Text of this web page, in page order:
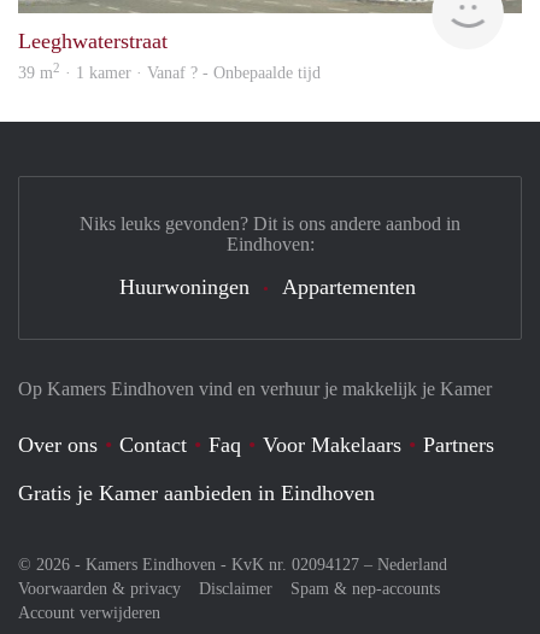
Leeghwaterstraat
39 m2 · 1 kamer · Vanaf ? - Onbepaalde tijd
Op Kamers Eindhoven vind en verhuur je makkelijk je Kamer
Over ons Contact Faq Voor Makelaars
Partners
Gratis je Kamer aanbieden in Eindhoven
© 2026 - Kamers Eindhoven - KvK nr. 02094127 – Nederland
Voorwaarden & privacy
Disclaimer
Spam & nep-accounts
Account verwijderen
Niks leuks gevonden? Dit is ons andere aanbod in
Eindhoven:
Huurwoningen Appartementen